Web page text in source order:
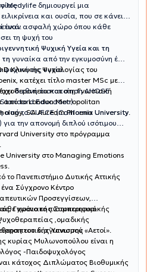
δημιουργεί μια
και ουσία, που σε κάνει
τη ψυχή του
Ψυχική Υγεία και τη
Μητρότητα υποστηρίζοντας τη γυναίκα από την εγκυμοσύνη έως
φροντίζοντας την ψυχική της υγεία.
Κλινικής Ψυχολογίας του
και στη Γνωσιακή
από το London Metropolitan
SA Auream Phoenix University.
διεθνή πιστοποίηση AHQSE
Education)
από το CUFCE (California University
την απονομή διπλού ισότιμου
University στο πρόγραμμα
University στο Managing Emotions
το Πανεπιστήμιο Δυτικής Αττικής
ένα Σύγχρονο Κέντρο
Προσεγγίσεων,
Γνωσιακής Συμπεριφορικής
,ομαδικής
Ύπνωσης .
χρόνο το πιστοποιητικό
.
του διαγωνισμού «Αετοί».
-Παιδοψυχολόγος
κάτοχος Διπλώματος Βιοθυμικής